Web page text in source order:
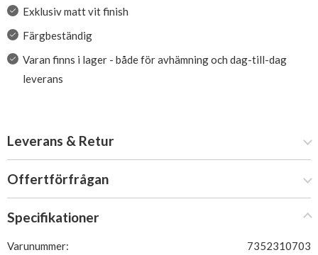
Exklusiv matt vit finish
Färgbeständig
Varan finns i lager - både för avhämning och dag-till-dag
leverans
Leverans & Retur
Offertförfrågan
Specifikationer
Varunummer:
7352310703